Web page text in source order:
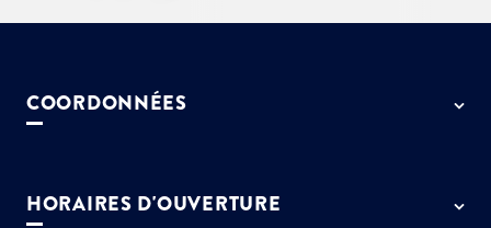
COORDONNÉES
01 64 13 55 55
HORAIRES D'OUVERTURE